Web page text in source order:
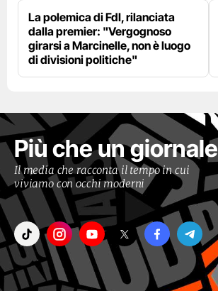
La polemica di FdI, rilanciata
dalla premier: "Vergognoso
girarsi a Marcinelle, non è luogo
di divisioni politiche"
Più che un giornale
Il media che racconta il tempo in cui
viviamo con occhi moderni